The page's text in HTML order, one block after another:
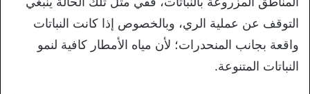
التوقف عن عملية الري، وبالخصوص إذا كانت النباتات
واقعة بجانب المنحدرات؛ لأن مياه الأمطار كافية لنمو
النباتات المتنوعة.